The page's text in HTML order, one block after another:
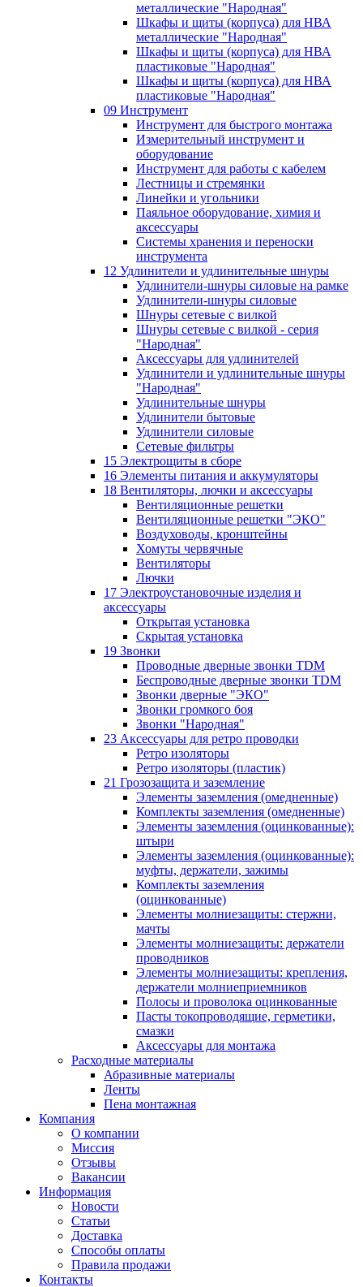
металлические "Народная"
Шкафы и щиты (корпуса) для НВА
металлические "Народная"
Шкафы и щиты (корпуса) для НВА
пластиковые "Народная"
Шкафы и щиты (корпуса) для НВА
пластиковые "Народная"
09 Инструмент
Инструмент для быстрого монтажа
Измерительный инструмент и
оборудование
Инструмент для работы с кабелем
Лестницы и стремянки
Линейки и угольники
Паяльное оборудование, химия и
аксессуары
Системы хранения и переноски
инструмента
12 Удлинители и удлинительные шнуры
Удлинители-шнуры силовые на рамке
Удлинители-шнуры силовые
Шнуры сетевые с вилкой
Шнуры сетевые с вилкой - серия
"Народная"
Аксессуары для удлинителей
Удлинители и удлинительные шнуры
"Народная"
Удлинительные шнуры
Удлинители бытовые
Удлинители силовые
Сетевые фильтры
15 Электрощиты в сборе
16 Элементы питания и аккумуляторы
18 Вентиляторы, лючки и аксессуары
Вентиляционные решетки
Вентиляционные решетки "ЭКО"
Воздуховоды, кронштейны
Хомуты червячные
Вентиляторы
Лючки
17 Электроустановочные изделия и
аксессуары
Открытая установка
Скрытая установка
19 Звонки
Проводные дверные звонки TDM
Беспроводные дверные звонки TDM
Звонки дверные "ЭКО"
Звонки громкого боя
Звонки "Народная"
23 Аксессуары для ретро проводки
Ретро изоляторы
Ретро изоляторы (пластик)
21 Грозозащита и заземление
Элементы заземления (омедненные)
Комплекты заземления (омедненные)
Элементы заземления (оцинкованные):
штыри
Элементы заземления (оцинкованные):
муфты, держатели, зажимы
Комплекты заземления
(оцинкованные)
Элементы молниезащиты: стержни,
мачты
Элементы молниезащиты: держатели
проводников
Элементы молниезащиты: крепления,
держатели молниеприемников
Полосы и проволока оцинкованные
Пасты токопроводящие, герметики,
смазки
Аксессуары для монтажа
Расходные материалы
Абразивные материалы
Ленты
Пена монтажная
Компания
О компании
Миссия
Отзывы
Вакансии
Информация
Новости
Статьи
Доставка
Способы оплаты
Правила продажи
Контакты